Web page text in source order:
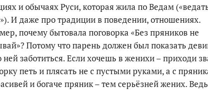
и обычаях Руси, которая жила по Ведам
И даже про традиции в поведении, отношениях.
почему бытовала поговорка «Без пряников не
Потому что парень должен был показать
ней заботиться. Если хочешь в женихи – приходи
петь и плясать не с пустыми руками, а с
и богаче пряник – тем серьёзней жених. Ведь